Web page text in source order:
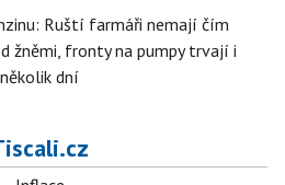
Ruští farmáři nemají čím
žněmi, fronty na pumpy trvají i
několik dní